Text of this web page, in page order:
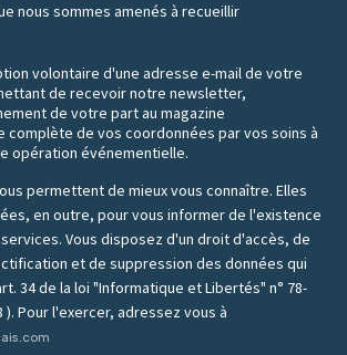
nous sommes amenés à recueillir
volontaire d'une adresse e-mail de votre
de recevoir notre newsletter,
de votre part au magazine
complète de vos coordonnées par vos soins à
opération événementielle.
permettent de mieux vous connaître. Elles
en outre, pour vous informer de l'existence
Vous disposez d'un droit d'accès, de
et de suppression des données qui
34 de la loi "Informatique et Libertés" n° 78-
). Pour l'exercer, adressez vous à